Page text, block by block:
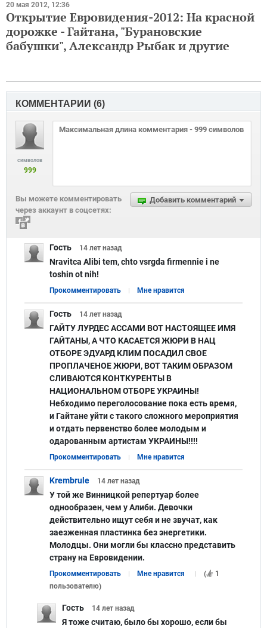
20 мая 2012, 12:36
Открытие Евровидения-2012: На красной
дорожке - Гайтана, "Бурановские
бабушки", Александр Рыбак и другие
КОММЕНТАРИИ (6)
символов
999
Добавить комментарий
Вы можете комментировать
через аккаунт в соцсетях:
Гость 14 лет назад
Nravitca Alibi tem, chto vsrgda firmennie i ne
toshin ot nih!
Прокомментировать Мне нравится
Гость 14 лет назад
ГАЙТУ ЛУРДЕС АССАМИ ВОТ НАСТОЯЩЕЕ ИМЯ
ГАЙТАНЫ, А ЧТО КАСАЕТСЯ ЖЮРИ В НАЦ
ОТБОРЕ ЭДУАРД КЛИМ ПОСАДИЛ СВОЕ
ПРОПЛАЧЕНОЕ ЖЮРИ, ВОТ ТАКИМ ОБРАЗОМ
СЛИВАЮТСЯ КОНТКУРЕНТЫ В
НАЦИОНАЛЬНОМ ОТБОРЕ УКРАИНЫ!
Небходимо переголосование пока есть время,
и Гайтане уйти с такого сложного мероприятия
и отдать первенство более молодым и
одарованным артистам УКРАИНЫ!!!!
Прокомментировать Мне нравится
Krembrule 14 лет назад
У той же Винницкой репертуар более
однообразен, чем у Алиби. Девочки
действительно ищут себя и не звучат, как
заезженная пластинка без энергетики.
Молодцы. Они могли бы классно представить
страну на Евровидении.
Прокомментировать Мне нравится (
1
пользователю)
Гость 14 лет назад
Я тоже считаю, было бы хорошо, если бы